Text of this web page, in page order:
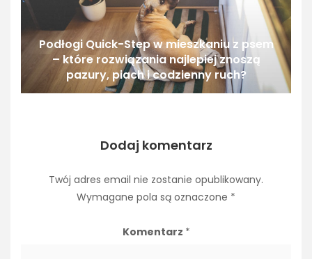
Podłogi Quick-Step w mieszkaniu z psem
– które rozwiązania najlepiej znoszą
pazury, piach i codzienny ruch?
Dodaj komentarz
Twój adres email nie zostanie opublikowany.
Wymagane pola są oznaczone *
Komentarz *